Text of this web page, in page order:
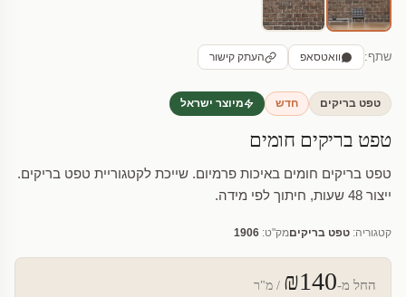
שתף: וואטסאפ העתק קישור
טפט בריקים חדש מיוצר ישראל
טפט בריקים חומים
טפט בריקים חומים באיכות פרמיום. שייכת לקטגוריית טפט בריקים.
ייצור 48 שעות, חיתוך לפי מידה.
קטגוריה: טפט בריקיםמק"ט: 1906
החל מ-₪140 / מ"ר